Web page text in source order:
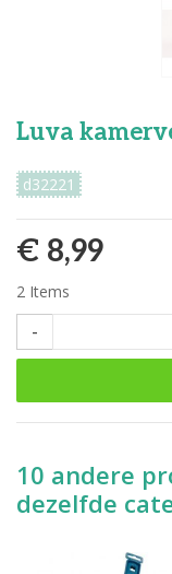
Luva
d32221
€ 8,99
2 Items
-
10 andere
dezelfde